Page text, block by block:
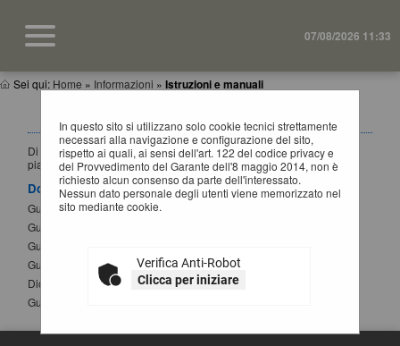
07/08/2026 11:33
Sei qui: Home » Informazioni » Istruzioni e manuali
In questo sito si utilizzano solo cookie tecnici strettamente
necessari alla navigazione e configurazione del sito,
rispetto ai quali, ai sensi dell'art. 122 del codice privacy e
del Provvedimento del Garante dell'8 maggio 2014, non è
richiesto alcun consenso da parte dell'interessato.
Nessun dato personale degli utenti viene memorizzato nel
sito mediante cookie.
Verifica Anti-Robot
Clicca per iniziare
ISTRUZIONI E MANUALI
Di seguito si riportano i manuali di supporto per operare con la
piattaforma telematica dell'Ente.
Documenti
Guida per la registrazione al portale
Guida alla presentazione di un'offerta
Guida alla presentazione di Affidamenti Diretti
Guida iscrizione agli elenchi operatori economici
Dichiarazione sostitutiva atto notorio modifica SPID
Guida alla compilazione del DGUE elettronico